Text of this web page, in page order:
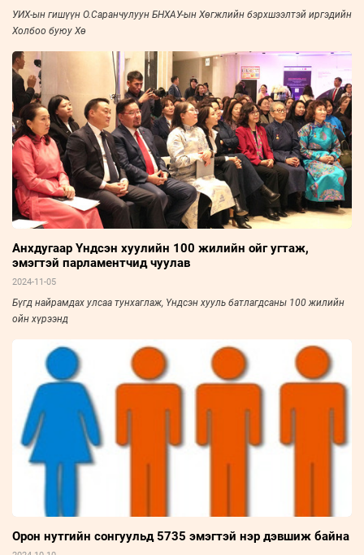
УИХ-ын гишүүн О.Саранчулуун БНХАУ-ын Хөгжлийн бэрхшээлтэй иргэдийн
Холбоо буюу Хө
Анхдугаар Үндсэн хуулийн 100 жилийн ойг угтаж,
эмэгтэй парламентчид чуулав
2024-11-05
Бүгд найрамдах улсаа тунхаглаж, Үндсэн хууль батлагдсаны 100 жилийн
ойн хүрээнд
Орон нутгийн сонгуульд 5735 эмэгтэй нэр дэвшиж байна